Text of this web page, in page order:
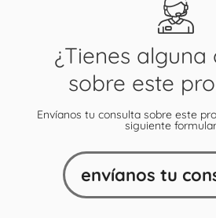
¿Tienes alguna
sobre este
Envíanos tu consulta sobre este
siguiente
envíanos tu